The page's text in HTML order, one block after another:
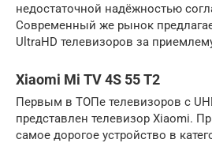
недостаточной надёжностью
Современный же рынок
UltraHD телевизоров за
Xiaomi Mi TV 4S 55 T2
Первым в ТОПе телевизоров с
представлен телевизор Xiaomi.
самое дорогое устройство в